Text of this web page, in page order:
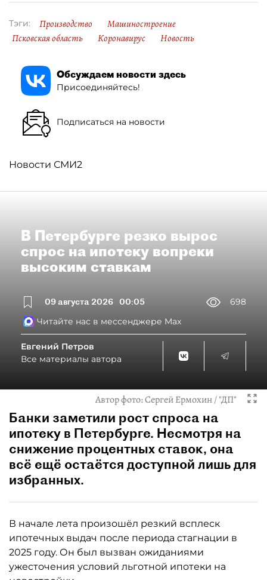
Тэги: Производство
Машиностроение
Псковская область
Коронавирус Новость
Обсуждаем новости здесь
Присоединяйтесь!
Подписаться на новости
Новости СМИ2
В Петербурге резко вырос
спрос на ипотеку вопреки
высоким ставкам
09 августа 2026 00:05
698
Читайте нас в мессенджере Max
Евгений Петров
Все материалы автора
Автор фото:Сергей Ермохин / "ДП"
Банки заметили рост спроса на
ипотеку в Петербурге. Несмотря на
снижение процентных ставок, она
всё ещё остаётся доступной лишь для
избранных.
В начале лета произошёл резкий всплеск
ипотечных выдач после периода стагнации в
2025 году. Он был вызван ожиданиями
ужесточения условий льготной ипотеки на